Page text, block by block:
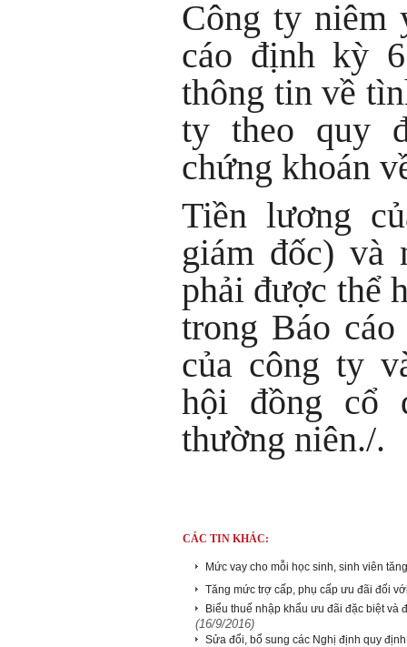
Công ty niêm
cáo định kỳ
thông tin về
ty theo quy
chứng khoán
Tiền lương
giám đốc) và
phải được thể
trong Báo
của công ty
hội đồng cổ
thường niên./.
CÁC TIN KHÁC:
Mức vay cho mỗi học sinh, sinh viên
Tăng mức trợ cấp, phụ cấp ưu đãi đối
Biểu thuế nhập khẩu ưu đãi đặc biệt và
(16/9/2016)
Sửa đổi, bổ sung các Nghị định quy